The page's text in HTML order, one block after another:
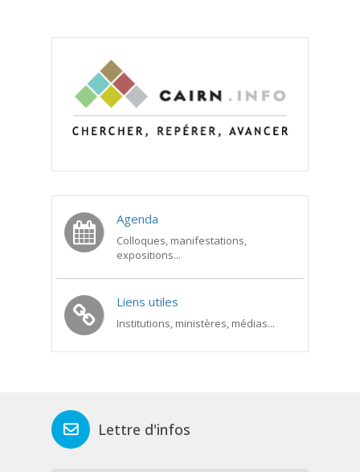
Agenda
Colloques, manifestations,
expositions...
Liens utiles
Institutions, ministères, médias...
Lettre d'infos